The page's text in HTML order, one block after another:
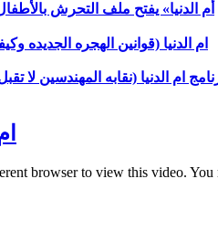
«أم الدنيا» يفتح ملف التحرش
ام الدنيا (قوانين الهجره الجديده
ام الدنيا (نقابه المهندسين
browser to view this video.